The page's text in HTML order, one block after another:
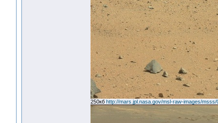
250кб http://mars.jpl.nasa.gov/msl-raw-images/